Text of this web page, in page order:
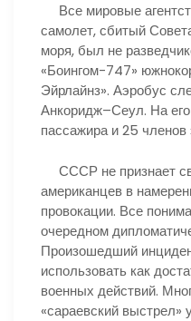
Все мировые
самолет, сбитый
моря, был не
«Боингом-747»
Эйрлайнз». Аэробус
Анкоридж–Сеул. На
пассажира и 25 членов
СССР не признает
американцев в
провокации. Все
очередном
Произошедший
использовать как
военных действий.
«сараевский выстрел»